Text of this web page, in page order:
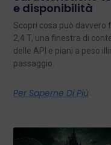
e disponibilità
Scopri cosa può davvero
2,4 T, una finestra di
delle API e piani a peso
passaggio.
Per Saperne Di Più